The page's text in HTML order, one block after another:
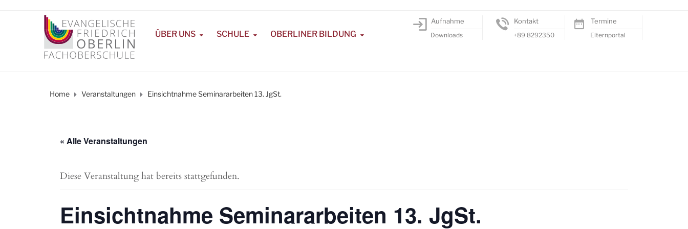
ÜBER UNS SCHULE OBERLINER BILDUNG
Aufnahme
Downloads
Kontakt
+89 8292350
Termine
Elternportal
Home Veranstaltungen Einsichtnahme Seminararbeiten 13. JgSt.
« Alle Veranstaltungen
Diese Veranstaltung hat bereits stattgefunden.
Einsichtnahme Seminararbeiten 13. JgSt.